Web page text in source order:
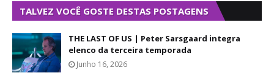
TALVEZ VOCÊ GOSTE DESTAS POSTAGENS
THE LAST OF US | Peter Sarsgaard integra
elenco da terceira temporada
Junho 16, 2026